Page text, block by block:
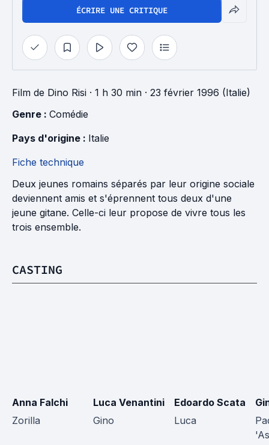
ÉCRIRE UNE CRITIQUE
Film de Dino Risi · 1 h 30 min · 23 février 1996 (Italie)
Genre : Comédie
Pays d'origine : Italie
Fiche technique
Deux jeunes romains séparés par leur origine sociale
deviennent amis et s'éprennent tous deux d'une
jeune gitane. Celle-ci leur propose de vivre tous les
trois ensemble.
CASTING
Anna Falchi
Zorilla
Luca Venantini
Gino
Edoardo Scata
Luca